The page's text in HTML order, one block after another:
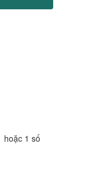
hoặc 1 số